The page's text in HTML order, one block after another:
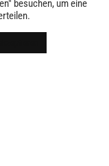
besuchen, um eine